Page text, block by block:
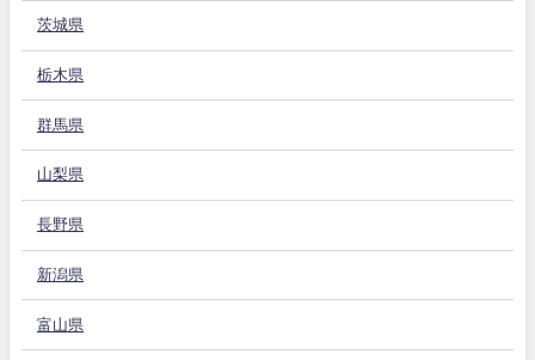
茨城県
栃木県
群馬県
山梨県
長野県
新潟県
富山県